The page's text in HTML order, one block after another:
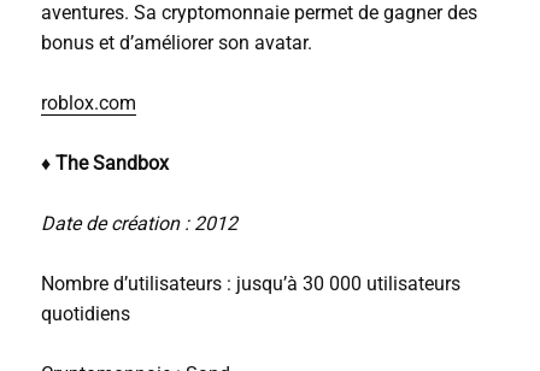
aventures. Sa cryptomonnaie permet de gagner des
bonus et d’améliorer son avatar.
roblox.com
♦ The Sandbox
Date de création : 2012
Nombre d’utilisateurs : jusqu’à 30 000 utilisateurs
quotidiens